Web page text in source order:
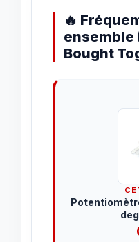
🔥
ensemble
Bought